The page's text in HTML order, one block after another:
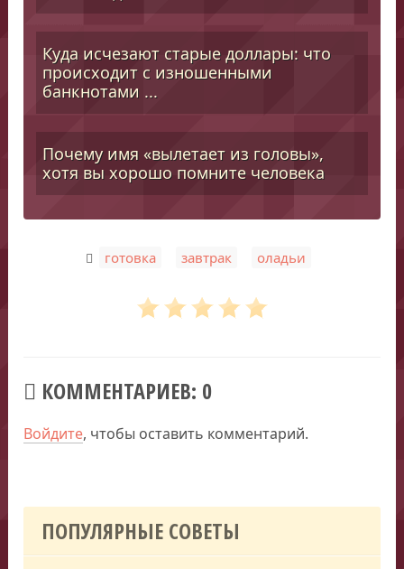
Куда исчезают старые доллары: что
происходит с изношенными
банкнотами ...
Почему имя «вылетает из головы»,
хотя вы хорошо помните человека
готовка завтрак оладьи
КОММЕНТАРИЕВ: 0
Войдите, чтобы оставить комментарий.
ПОПУЛЯРНЫЕ СОВЕТЫ